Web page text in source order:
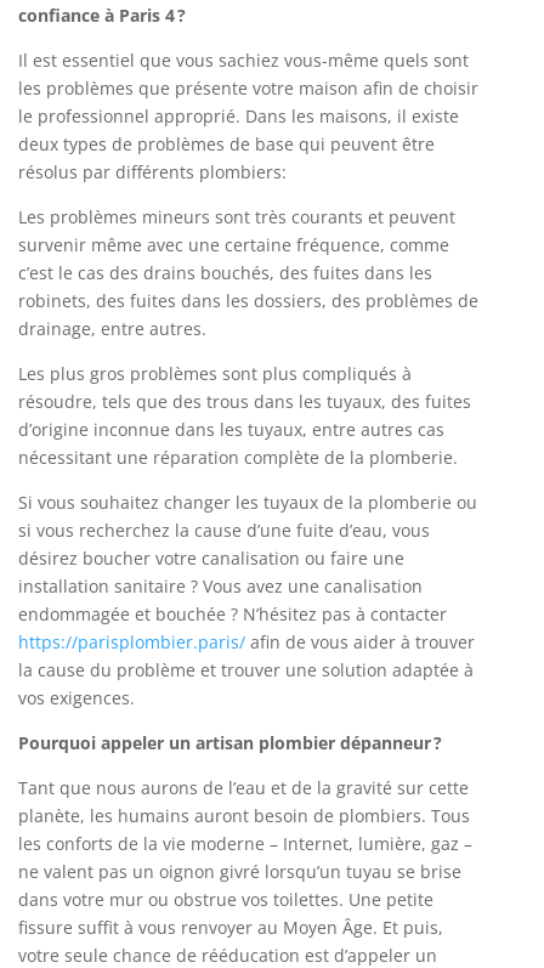
confiance à Paris 4 ?
Il est essentiel que vous sachiez vous-même quels sont
les problèmes que présente votre maison afin de choisir
le professionnel approprié. Dans les maisons, il existe
deux types de problèmes de base qui peuvent être
résolus par différents plombiers:
Les problèmes mineurs sont très courants et peuvent
survenir même avec une certaine fréquence, comme
c’est le cas des drains bouchés, des fuites dans les
robinets, des fuites dans les dossiers, des problèmes de
drainage, entre autres.
Les plus gros problèmes sont plus compliqués à
résoudre, tels que des trous dans les tuyaux, des fuites
d’origine inconnue dans les tuyaux, entre autres cas
nécessitant une réparation complète de la plomberie.
Si vous souhaitez changer les tuyaux de la plomberie ou
si vous recherchez la cause d’une fuite d’eau, vous
désirez boucher votre canalisation ou faire une
installation sanitaire ? Vous avez une canalisation
endommagée et bouchée ? N’hésitez pas à contacter
https://parisplombier.paris/ afin de vous aider à trouver
la cause du problème et trouver une solution adaptée à
vos exigences.
Pourquoi appeler un artisan plombier dépanneur ?
Tant que nous aurons de l’eau et de la gravité sur cette
planète, les humains auront besoin de plombiers. Tous
les conforts de la vie moderne – Internet, lumière, gaz –
ne valent pas un oignon givré lorsqu’un tuyau se brise
dans votre mur ou obstrue vos toilettes. Une petite
fissure suffit à vous renvoyer au Moyen Âge. Et puis,
votre seule chance de rééducation est d’appeler un